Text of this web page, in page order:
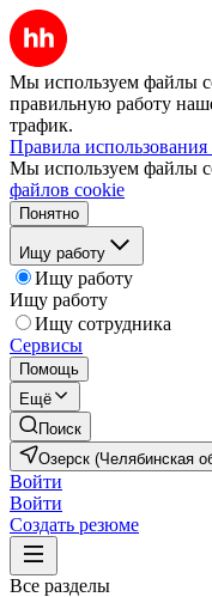
Мы используем файлы
правильную работу
трафик.
Правила
Мы используем файлы
файлов cookie
Понятно
Ищу работу
Ищу работу
Ищу работу
Ищу сотрудника
Сервисы
Помощь
Ещё
Поиск
Озерск (Челябинская
Войти
Войти
Создать резюме
Все разделы